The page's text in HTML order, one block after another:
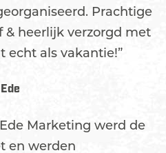
Prachtige
& heerlijk verzorgd met
echt als vakantie!”
Marketing werd de
en werden